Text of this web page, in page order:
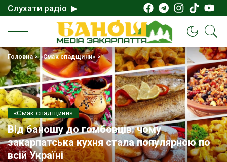
Слухати радіо ▶
Головна>«Смак спадщини»>
«Смак спадщини»
Від баношу до гомбовців: чому
закарпатська кухня стала популярною по
всій Україні